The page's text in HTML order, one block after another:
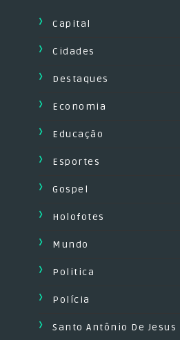
Capital
Cidades
Destaques
Economia
Educação
Esportes
Gospel
Holofotes
Mundo
Politica
Polícia
Santo Antônio De Jesus